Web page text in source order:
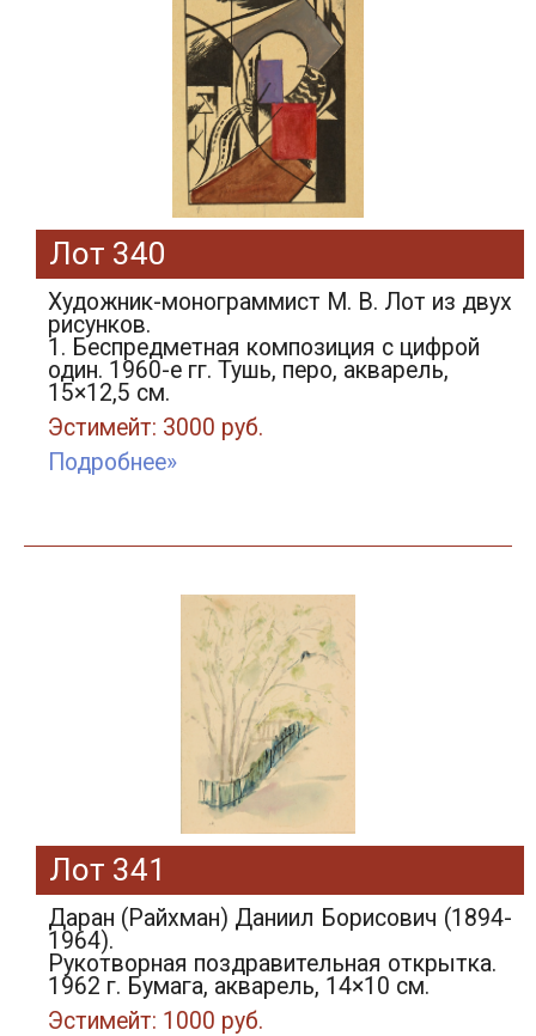
Лот 340
Художник-монограммист М. В. Лот из двух
рисунков.
1. Беспредметная композиция с цифрой
один. 1960-е гг. Тушь, перо, акварель,
15×12,5 см.
Эстимейт: 3000 руб.
Подробнее»
Лот 341
Даран (Райхман) Даниил Борисович (1894-
1964).
Рукотворная поздравительная открытка.
1962 г. Бумага, акварель, 14×10 см.
Эстимейт: 1000 руб.